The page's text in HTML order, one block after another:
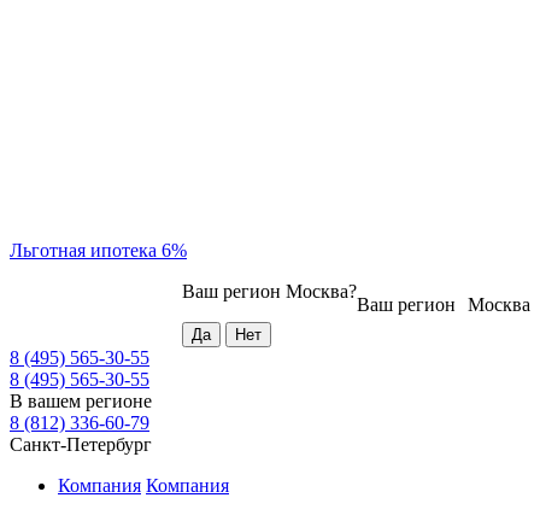
Льготная ипотека 6%
Москва
Ваш регион
Ваш регион Москва?
8 (495) 565-30-55
8 (495) 565-30-55
В вашем регионе
8 (812) 336-60-79
Санкт-Петербург
Компания Компания